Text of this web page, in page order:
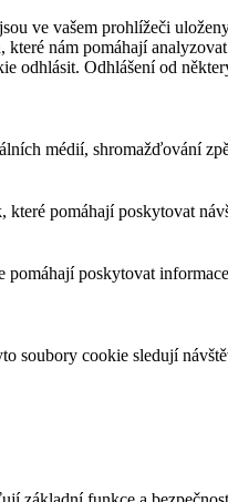
ve vašem prohlížeči
nám pomáhají
odhlásit. Odhlášení od
médií, shromažďování
pomáhají poskytovat
poskytovat
soubory cookie sledují